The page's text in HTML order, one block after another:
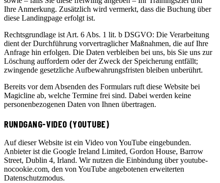
Ihre Anmerkung. Zusätzlich wird vermerkt, dass die Buchung über
diese Landingpage erfolgt ist.
Rechtsgrundlage ist Art. 6 Abs. 1 lit. b DSGVO: Die Verarbeitung
dient der Durchführung vorvertraglicher Maßnahmen, die auf Ihre
Anfrage hin erfolgen. Die Daten verbleiben bei uns, bis Sie uns zur
Löschung auffordern oder der Zweck der Speicherung entfällt;
zwingende gesetzliche Aufbewahrungsfristen bleiben unberührt.
Bereits vor dem Absenden des Formulars ruft diese Website bei
Magicline ab, welche Termine frei sind. Dabei werden keine
personenbezogenen Daten von Ihnen übertragen.
RUNDGANG-VIDEO (YOUTUBE)
Auf dieser Website ist ein Video von YouTube eingebunden.
Anbieter ist die Google Ireland Limited, Gordon House, Barrow
Street, Dublin 4, Irland. Wir nutzen die Einbindung über youtube-
nocookie.com, den von YouTube angebotenen erweiterten
Datenschutzmodus.